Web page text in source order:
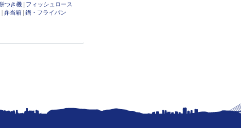
つき機
フィッシュロース
|弁当箱 |鍋・フライパン